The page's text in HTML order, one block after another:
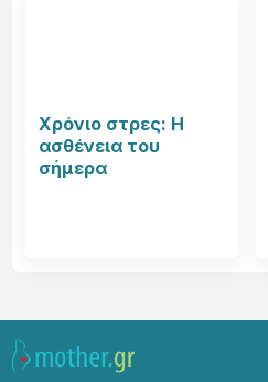
Χρόνιο στρες: Η
ασθένεια του
σήμερα